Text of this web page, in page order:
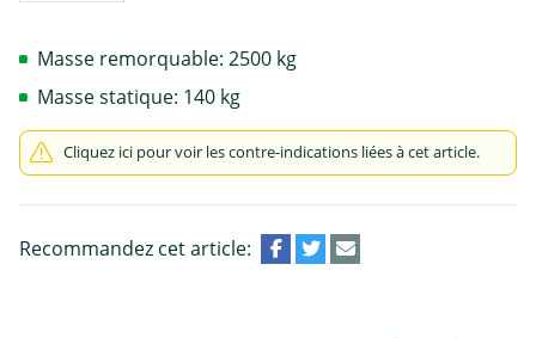
Masse remorquable: 2500 kg
Masse statique: 140 kg
Cliquez ici pour voir les contre-indications liées à cet article.
Recommandez cet article: